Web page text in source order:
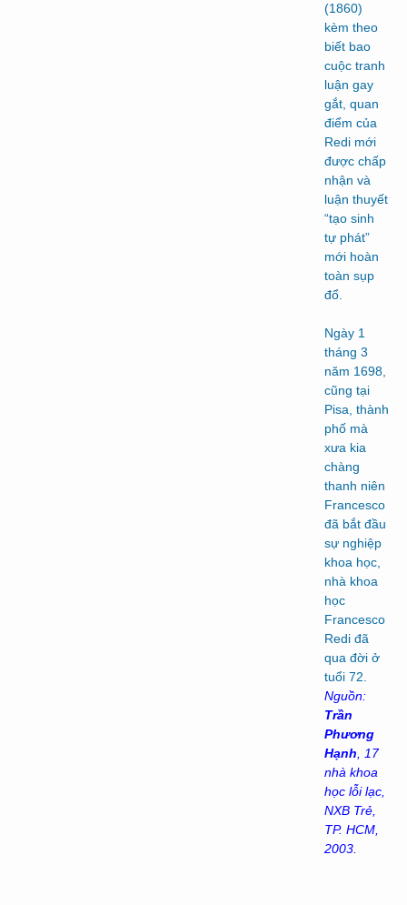
(1860)
kèm theo
biết bao
cuộc tranh
luận gay
gắt, quan
điểm của
Redi mới
được chấp
nhận và
luận thuyết
“tạo sinh
tự phát”
mới hoàn
toàn sụp
đổ.
Ngày 1
tháng 3
năm 1698,
cũng tại
Pisa, thành
phố mà
xưa kia
chàng
thanh niên
Francesco
đã bắt đầu
sự nghiệp
khoa học,
nhà khoa
học
Francesco
Redi đã
qua đời ở
tuổi 72.
Nguồn:
Trần
Phương
Hạnh , 17
nhà khoa
học lỗi lạc,
NXB Trẻ,
TP. HCM,
2003.